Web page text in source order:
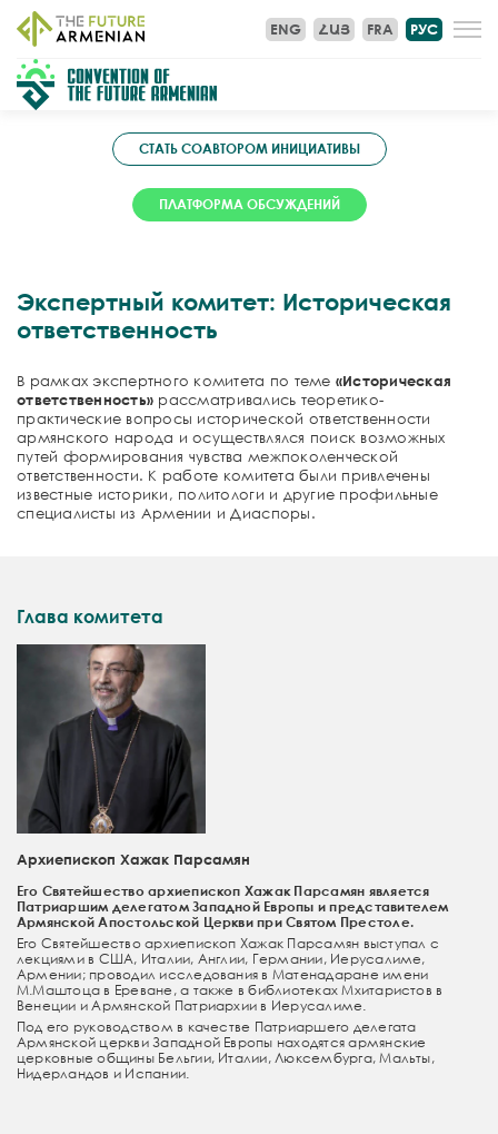
РУС
ENG ՀԱՅ FRA
СТАТЬ СОАВТОРОМ ИНИЦИАТИВЫ
ПЛАТФОРМА ОБСУЖДЕНИЙ
Экспертный комитет: Историческая
ответственность
В рамках экспертного комитета по теме «Историческая
ответственность» рассматривались теоретико-
практические вопросы исторической ответственности
армянского народа и осуществлялся поиск возможных
путей формирования чувства межпоколенческой
ответственности. К работе комитета были привлечены
известные историки, политологи и другие профильные
специалисты из Армении и Диаспоры.
Глава комитета
Архиепископ Хажак Парсамян
Его Святейшество архиепископ Хажак Парсамян является
Патриаршим делегатом Западной Европы и представителем
Армянской Апостольской Церкви при Святом Престоле.
Его Святейшество архиепископ Хажак Парсамян выступал с
лекциями в США, Италии, Англии, Германии, Иерусалиме,
Армении; проводил исследования в Матенадаране имени
М.Маштоца в Ереване, а также в библиотеках Мхитаристов в
Венеции и Армянской Патриархии в Иерусалиме.
Под его руководством в качестве Патриаршего делегата
Армянской церкви Западной Европы находятся армянские
церковные общины Бельгии, Италии, Люксембурга, Мальты,
Нидерландов и Испании.